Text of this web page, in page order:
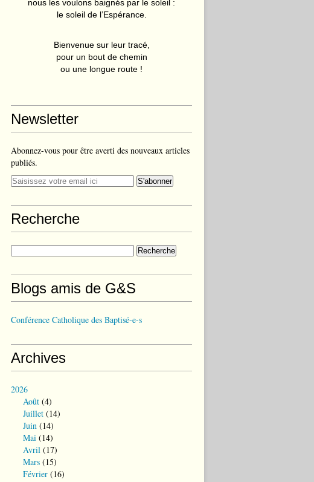
nous les voulons baignés par le soleil :
le soleil de l’Espérance.
Bienvenue sur leur tracé,
pour un bout de chemin
ou une longue route !
Newsletter
Abonnez-vous pour être averti des nouveaux articles
publiés.
Recherche
Blogs amis de G&S
Conférence Catholique des Baptisé-e-s
Archives
2026
Août (4)
Juillet (14)
Juin (14)
Mai (14)
Avril (17)
Mars (15)
Février (16)